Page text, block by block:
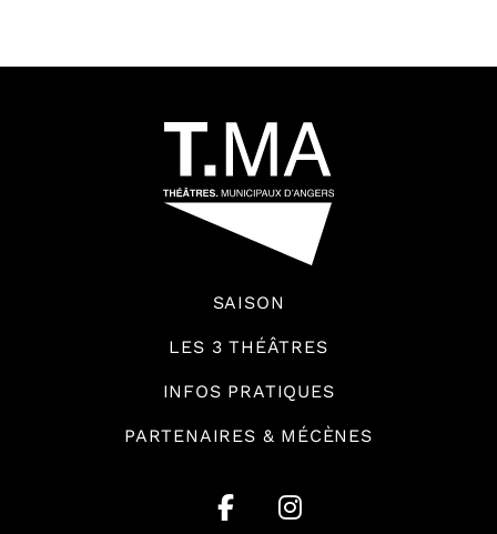
SAISON
LES 3 THÉÂTRES
INFOS PRATIQUES
PARTENAIRES & MÉCÈNES